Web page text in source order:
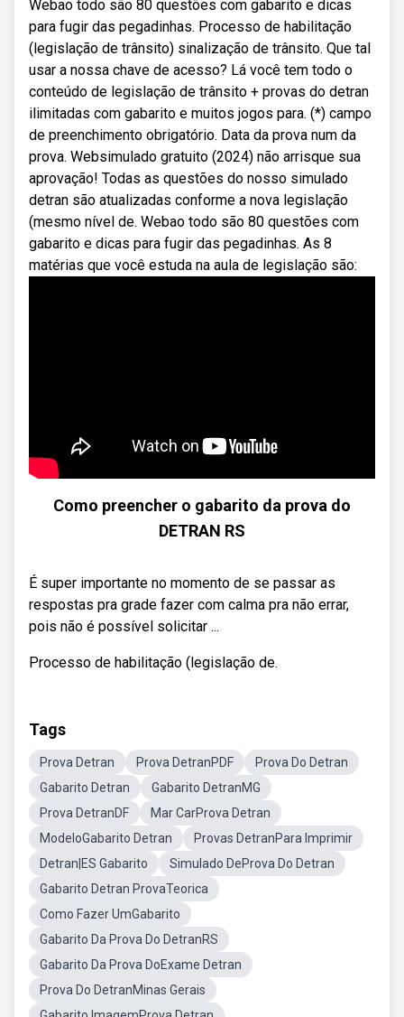
Webao todo são 80 questões com gabarito e dicas
para fugir das pegadinhas. Processo de habilitação
(legislação de trânsito) sinalização de trânsito. Que tal
usar a nossa chave de acesso? Lá você tem todo o
conteúdo de legislação de trânsito + provas do detran
ilimitadas com gabarito e muitos jogos para. (*) campo
de preenchimento obrigatório. Data da prova num da
prova. Websimulado gratuito (2024) não arrisque sua
aprovação! Todas as questões do nosso simulado
detran são atualizadas conforme a nova legislação
(mesmo nível de. Webao todo são 80 questões com
gabarito e dicas para fugir das pegadinhas. As 8
matérias que você estuda na aula de legislação são:
Como preencher o gabarito da prova do
DETRAN RS
É super importante no momento de se passar as
respostas pra grade fazer com calma pra não errar,
pois não é possível solicitar ...
Processo de habilitação (legislação de.
Tags
Prova Detran Prova DetranPDF
Prova Do Detran
Gabarito Detran
Gabarito DetranMG
Prova DetranDF
Mar CarProva Detran
ModeloGabarito Detran
Provas DetranPara Imprimir
Detran|ES Gabarito
Simulado DeProva Do Detran
Gabarito Detran ProvaTeorica
Como Fazer UmGabarito
Gabarito Da Prova Do DetranRS
Gabarito Da Prova DoExame Detran
Prova Do DetranMinas Gerais